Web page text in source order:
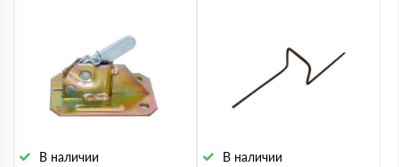
В наличии В наличии